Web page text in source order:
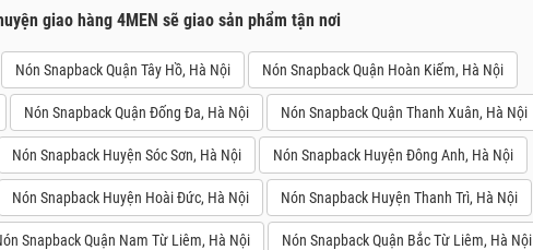
giao hàng 4MEN sẽ giao sản phẩm tận nơi
Nón Snapback Quận Tây Hồ, Hà Nội Nón Snapback Quận Hoàn Kiếm, Hà Nội
Nón Snapback Quận Đống Đa, Hà Nội Nón Snapback Quận Thanh Xuân, Hà Nội
Nón Snapback Huyện Sóc Sơn, Hà Nội Nón Snapback Huyện Đông Anh, Hà Nội
Nón Snapback Huyện Hoài Đức, Hà Nội Nón Snapback Huyện Thanh Trì, Hà Nội
Snapback Quận Nam Từ Liêm, Hà Nội Nón Snapback Quận Bắc Từ Liêm, Hà Nội